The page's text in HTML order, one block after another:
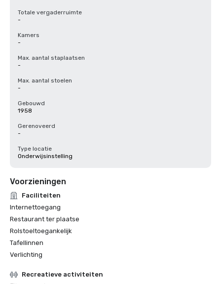
Totale vergaderruimte
-
Kamers
-
Max. aantal staplaatsen
-
Max. aantal stoelen
-
Gebouwd
1958
Gerenoveerd
-
Type locatie
Onderwijsinstelling
Voorzieningen
Faciliteiten
Internettoegang
Restaurant ter plaatse
Rolstoeltoegankelijk
Tafellinnen
Verlichting
Recreatieve activiteiten